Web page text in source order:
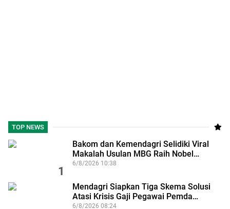
TOP NEWS
1
Bakom dan Kemendagri Selidiki Viral
Makalah Usulan MBG Raih Nobel…
6/8/2026 10:38
Mendagri Siapkan Tiga Skema Solusi
Atasi Krisis Gaji Pegawai Pemda…
6/8/2026 08:24